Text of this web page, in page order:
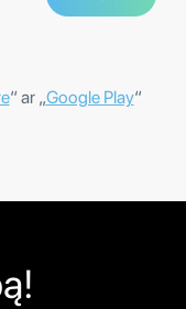
“ ar „Google Play“